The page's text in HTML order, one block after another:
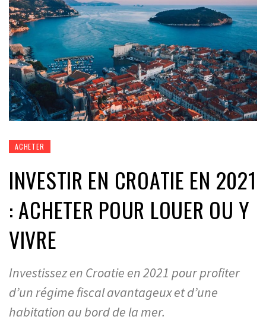
ACHETER
INVESTIR EN CROATIE EN 2021
: ACHETER POUR LOUER OU Y
VIVRE
Investissez en Croatie en 2021 pour profiter
d’un régime fiscal avantageux et d’une
habitation au bord de la mer.